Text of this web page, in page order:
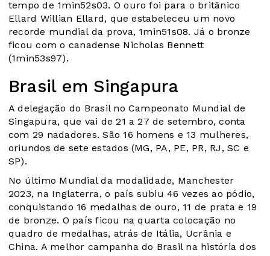
tempo de 1min52s03. O ouro foi para o britânico
Ellard Willian Ellard, que estabeleceu um novo
recorde mundial da prova, 1min51s08. Já o bronze
ficou com o canadense Nicholas Bennett
(1min53s97).
Brasil em Singapura
A delegação do Brasil no Campeonato Mundial de
Singapura, que vai de 21 a 27 de setembro, conta
com 29 nadadores. São 16 homens e 13 mulheres,
oriundos de sete estados (MG, PA, PE, PR, RJ, SC e
SP).
No último Mundial da modalidade, Manchester
2023, na Inglaterra, o país subiu 46 vezes ao pódio,
conquistando 16 medalhas de ouro, 11 de prata e 19
de bronze. O país ficou na quarta colocação no
quadro de medalhas, atrás de Itália, Ucrânia e
China. A melhor campanha do Brasil na história dos